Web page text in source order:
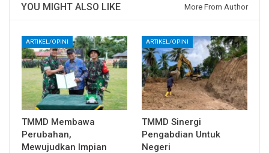
YOU MIGHT ALSO LIKE More From Author
ARTIKEL/OPINI
TMMD Membawa
Perubahan,
Mewujudkan Impian
ARTIKEL/OPINI
TMMD Sinergi
Pengabdian Untuk
Negeri